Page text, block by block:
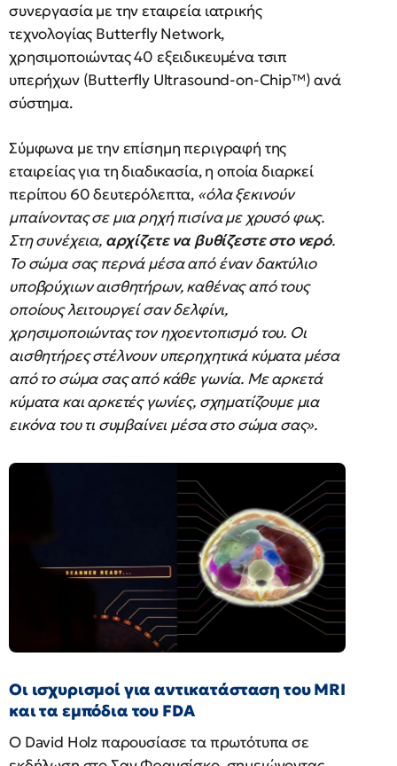
συνεργασία με την εταιρεία ιατρικής
τεχνολογίας Butterfly Network,
χρησιμοποιώντας 40 εξειδικευμένα τσιπ
υπερήχων (Butterfly Ultrasound-on-Chip™) ανά
σύστημα.
Σύμφωνα με την επίσημη περιγραφή της
εταιρείας για τη διαδικασία, η οποία διαρκεί
περίπου 60 δευτερόλεπτα, «όλα ξεκινούν
μπαίνοντας σε μια ρηχή πισίνα με χρυσό φως.
Στη συνέχεια, αρχίζετε να βυθίζεστε στο νερό.
Το σώμα σας περνά μέσα από έναν δακτύλιο
υποβρύχιων αισθητήρων, καθένας από τους
οποίους λειτουργεί σαν δελφίνι,
χρησιμοποιώντας τον ηχοεντοπισμό του. Οι
αισθητήρες στέλνουν υπερηχητικά κύματα μέσα
από το σώμα σας από κάθε γωνία. Με αρκετά
κύματα και αρκετές γωνίες, σχηματίζουμε μια
εικόνα του τι συμβαίνει μέσα στο σώμα σας».
Οι ισχυρισμοί για αντικατάσταση του MRI
και τα εμπόδια του FDA
Ο David Holz παρουσίασε τα πρωτότυπα σε